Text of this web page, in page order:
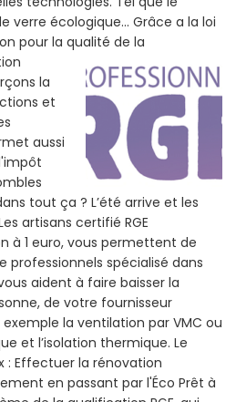
verre écologique... Grâce a la loi
pour la qualité de la
la
et
aussi
tout ça ? L’été arrive et les
artisans certifié RGE
à 1 euro, vous permettent de
professionnels spécialisé dans
aident à faire baisser la
de votre fournisseur
exemple la ventilation par VMC ou
et l’isolation thermique. Le
Effectuer la rénovation
en passant par l'Éco Prêt à